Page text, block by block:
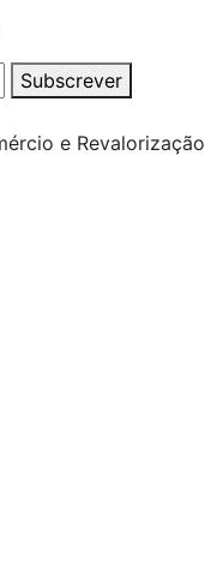
Subscrever
e Revalorização